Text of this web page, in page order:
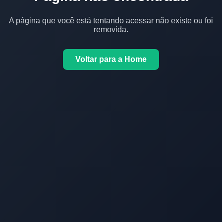
A página que você está tentando acessar não existe ou foi
removida.
Voltar para a Home